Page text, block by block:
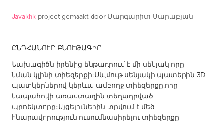
CANADA
Kitchener-Waterloo
Newmarket
Ottawa
South Shore
Toronto
MALAYSIA
Javakhk project gemaakt door Մարգարիտ Մարաբյան
ԸՆԴՀԱՆՈՒՐ ԲՆՈՒԹԱԳԻՐ
Նախագիծն իրենից ենթադրում է մի սենյակ որը
նման կլինի տիեզերքի։Սև,մութ սենյակի պատերին 3D
պատկերներով կերևա ամբողջ տիեզերքը,որը
կապահովի առաստաղին տեղադրված
պրոեկտորը։Այցելուներին տրվում է մեծ
հնարավորություն ուսումնասիրելու տիեզերքը